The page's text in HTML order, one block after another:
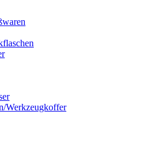
Werkzeugkoffer